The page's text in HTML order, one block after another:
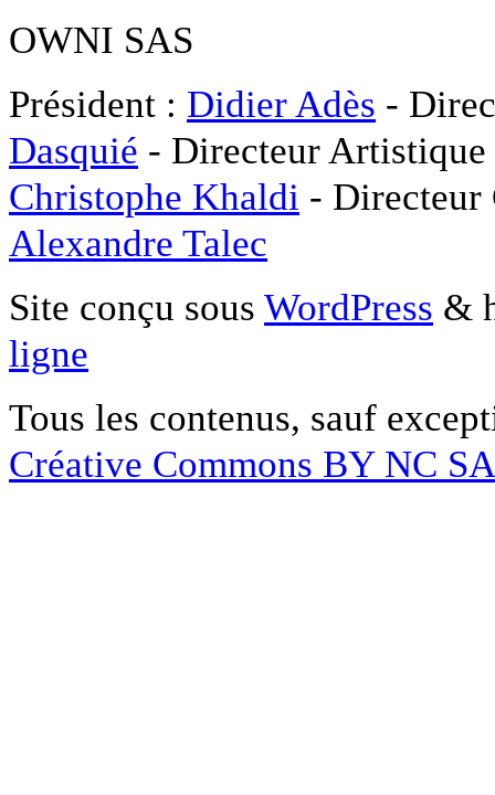
OWNI SAS
Président : Didier Adès -
Dasquié - Directeur
Christophe Khaldi -
Alexandre Talec
Site conçu sous WordPress &
ligne
Tous les contenus, sauf
Créative Commons BY NC SA